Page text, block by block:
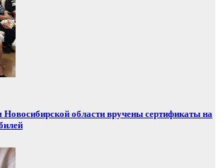
области вручены сертификаты на